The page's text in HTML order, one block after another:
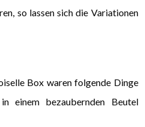
so lassen sich die Variationen
Box waren folgende Dinge
einem bezaubernden Beutel